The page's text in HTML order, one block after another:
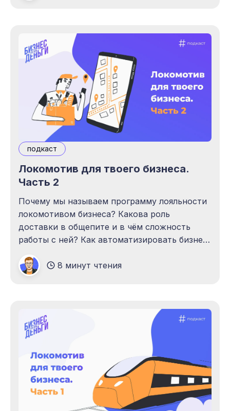
подкаст
Локомотив для твоего бизнеса.
Часть 2
Почему мы называем программу лояльности
локомотивом бизнеса? Какова роль
доставки в общепите и в чём сложность
работы с ней? Как автоматизировать бизнес
8 минут чтения